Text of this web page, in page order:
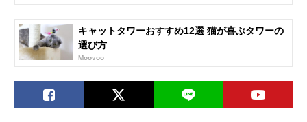
キャットタワーおすすめ12選 猫が喜ぶタワーの
選び方
Moovoo